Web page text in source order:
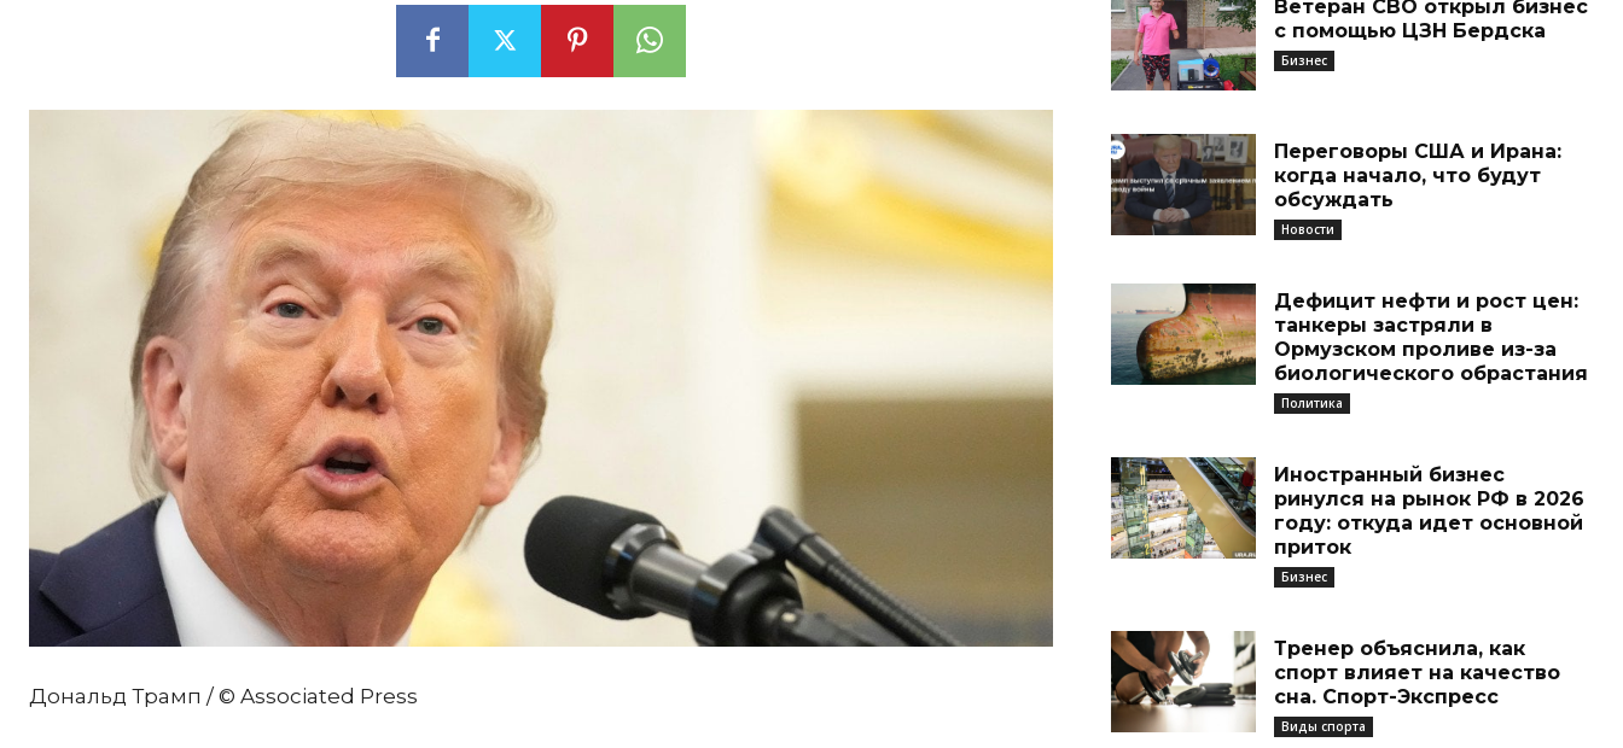
Дональд Трамп / © Associated Press
Ветеран СВО открыл бизнес
с помощью ЦЗН Бердска
Бизнес
Переговоры США и Ирана:
когда начало, что будут
обсуждать
Новости
Дефицит нефти и рост цен:
танкеры застряли в
Ормузском проливе из-за
биологического обрастания
Политика
Иностранный бизнес
ринулся на рынок РФ в 2026
году: откуда идет основной
приток
Бизнес
Тренер объяснила, как
спорт влияет на качество
сна. Спорт-Экспресс
Виды спорта